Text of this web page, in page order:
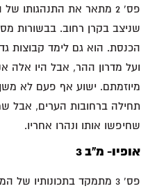
פס' 2 מתאר את התנהגותו
שניצב בקרן רחוב. בבשורות
הכנסת. הוא גם לימד קבוצות
ועל מדרון ההר, אבל היו אלה
מיוזמתם. ישוע אף פעם לא
תחילה ברחובות הערים, אבל
שחיפשו אותו ונהרו אחריו.
אופיו- מ"ב 3
פס' 3 מתמקד בתכונותיו